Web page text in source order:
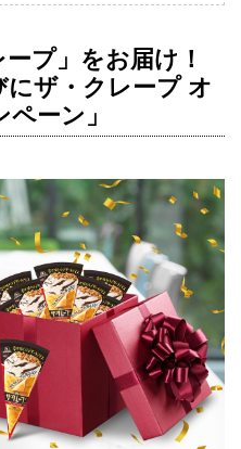
プ」をお届け！
にザ・クレープ オ
ーン」